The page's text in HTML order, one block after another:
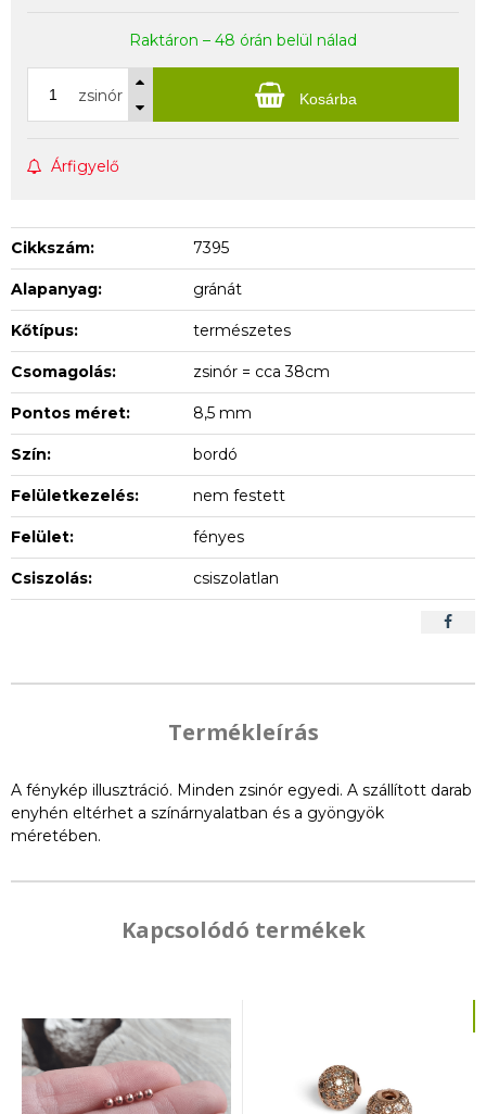
Raktáron – 48 órán belül nálad
zsinór Kosárba
Árfigyelő
Cikkszám: 7395
Alapanyag: gránát
Kőtípus: természetes
Csomagolás: zsinór = cca 38cm
Pontos méret: 8,5 mm
Szín: bordó
Felületkezelés: nem festett
Felület: fényes
Csiszolás: csiszolatlan
Termékleírás
A fénykép illusztráció. Minden zsinór egyedi. A szállított darab
enyhén eltérhet a színárnyalatban és a gyöngyök
méretében.
Kapcsolódó termékek